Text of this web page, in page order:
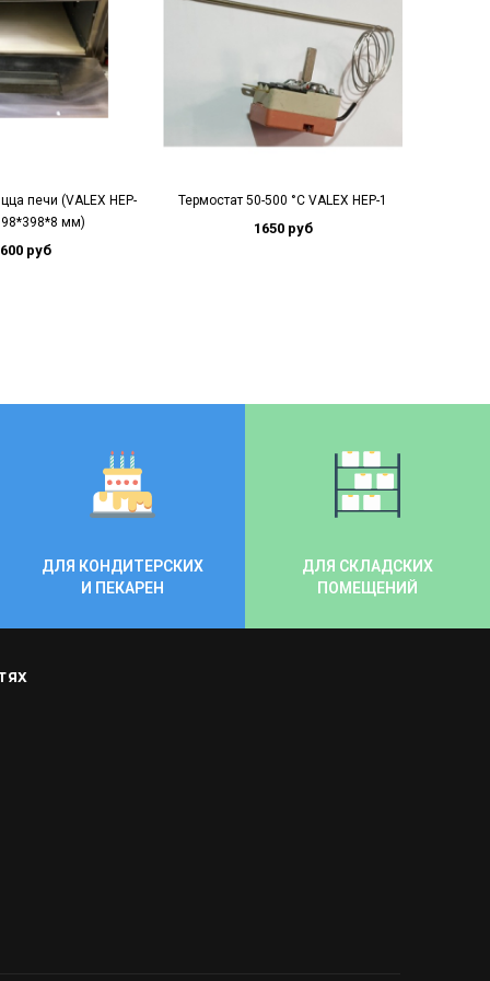
печи (VALEX HEP-
мм)
руб
Термостат 50-500 °С VALEX HEP-1
1650 руб
ДЛЯ КОНДИТЕРСКИХ
И ПЕКАРЕН
ДЛЯ СКЛАДСКИХ
ПОМЕЩЕНИЙ